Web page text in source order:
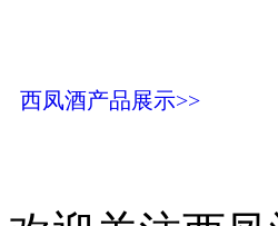
西凤酒产品展示>>